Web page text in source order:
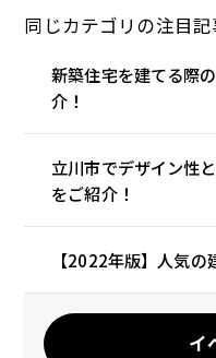
同じカテゴリの注目記
新築住宅を建てる際
介！
立川市でデザイン性
をご紹介！
【2022年版】人気の
イ